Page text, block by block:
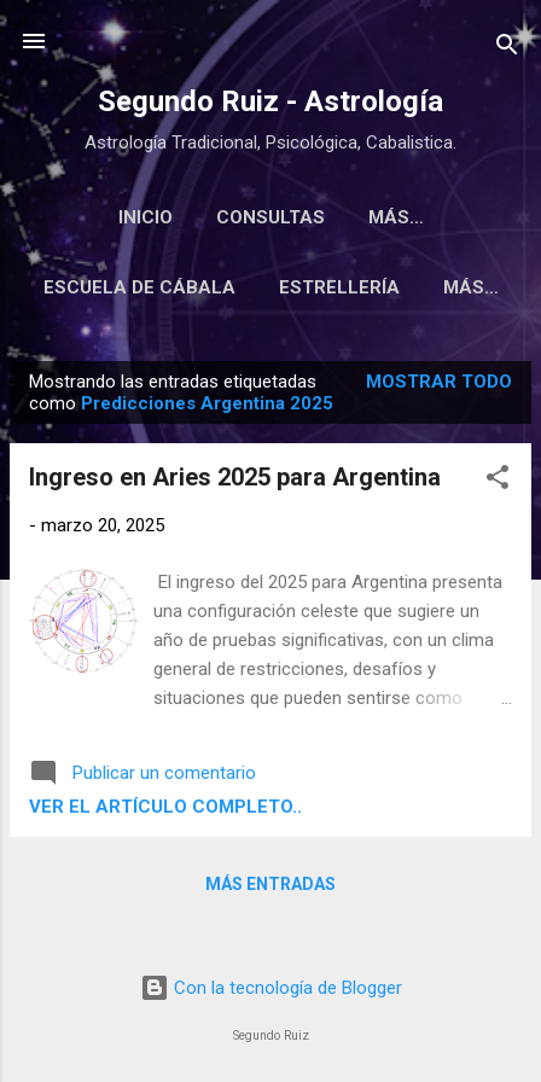
Ir al contenido principal
Segundo Ruiz - Astrología
Astrología Tradicional, Psicológica, Cabalistica.
INICIO CONSULTAS MÁS…
ESCUELA DE CÁBALA ESTRELLERÍA MÁS…
n
Mostrando las entradas etiquetadas
como Predicciones Argentina 2025
MOSTRAR TODO
Ingreso en Aries 2025 para Argentina
- marzo 20, 2025
El ingreso del 2025 para Argentina presenta
una configuración celeste que sugiere un
año de pruebas significativas, con un clima
general de restricciones, desafíos y
situaciones que pueden sentirse como
en el Ascendente, impone un tono de
pesadez y limitación desde el inicio. Se trata
dificultades estructurales, restricciones
Publicar un comentario
VER EL ARTÍCULO COMPLETO..
MÁS ENTRADAS
Con la tecnología de Blogger
Segundo Ruiz